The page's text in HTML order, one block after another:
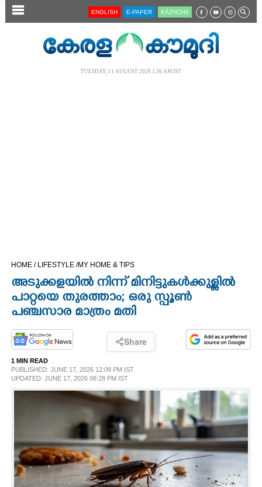
SECTIONS
OPINION
PHOTOS
LIFESTYLE
INFO+
ART
ENGLISH E-PAPER KĀZHCHA
TUESDAY, 11 AUGUST 2026 1.36 AM IST
HOME / LIFESTYLE /MY HOME & TIPS
അടുക്കളയിൽ നിന്ന് മിനിട്ടുകൾക്കുള്ളിൽ
പാറ്റയെ തുരത്താം; ഒരു സ്പൂൺ
പഞ്ചസാര മാത്രം മതി
Share
1 MIN READ
PUBLISHED: JUNE 17, 2026 12:09 PM IST
UPDATED: JUNE 17, 2026 08:28 PM IST